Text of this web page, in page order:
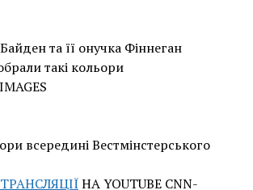
та її онучка Фіннеган
такі кольори
всередині Вестмінстерського
ТРАНСЛЯЦІЇНА YOUTUBE CNN-